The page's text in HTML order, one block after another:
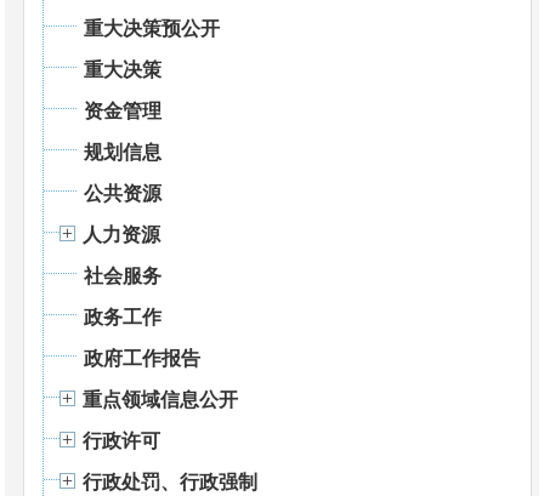
重大决策预公开
重大决策
资金管理
规划信息
公共资源
人力资源
社会服务
政务工作
政府工作报告
重点领域信息公开
行政许可
行政处罚、行政强制